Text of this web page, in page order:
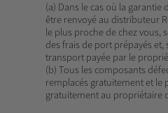
(a) Dans le cas où la garantie
être renvoyé au distributeur
le plus proche de chez vous,
des frais de port prépayés et,
transport payée par le
(b) Tous les composants
remplacés gratuitement et le
gratuitement au propriétaire